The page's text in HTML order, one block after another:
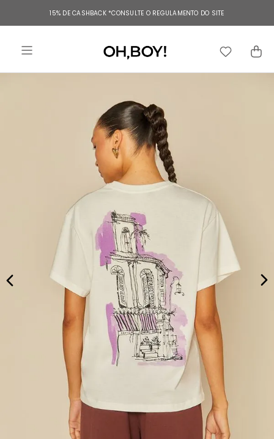
15% DE CASHBACK *CONSULTE O REGULAMENTO DO SITE
TERMOS MAIS BUSCADOS
vestido longo
3º
blusa